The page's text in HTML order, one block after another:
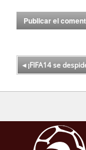
◂¡FIFA14 se